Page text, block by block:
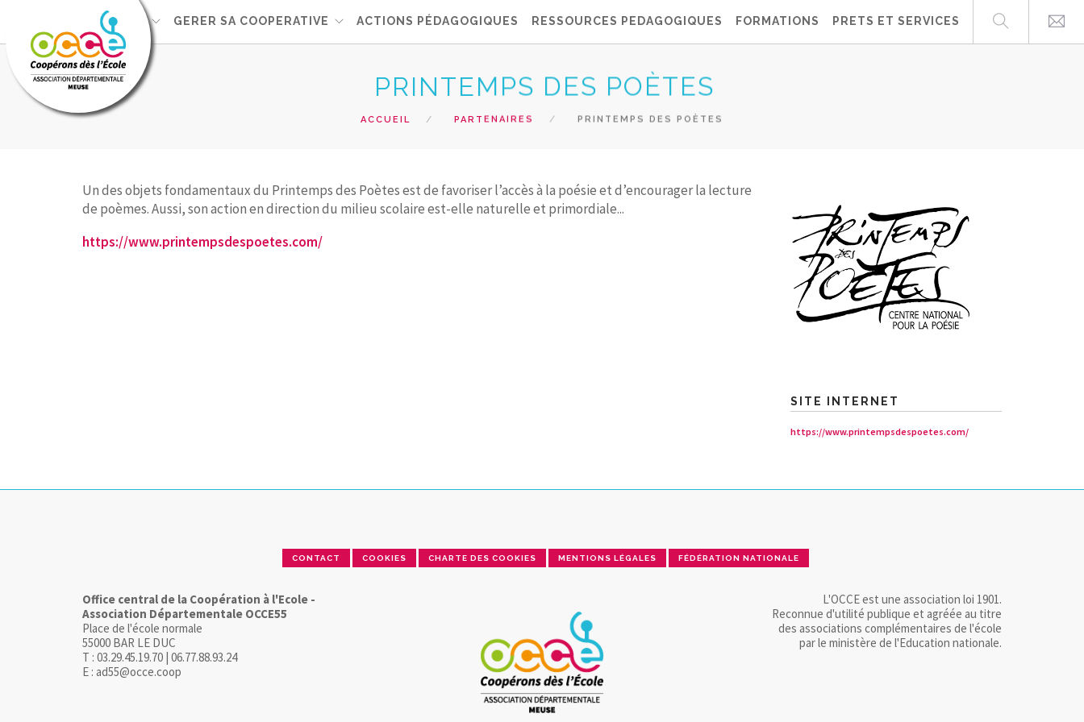
L'OCCE GERER SA COOPERATIVE ACTIONS PÉDAGOGIQUES RESSOURCES PEDAGOGIQUES FORMATIONS PRETS ET SERVICES
PRINTEMPS DES POÈTES
ACCUEIL PARTENAIRES PRINTEMPS DES POÈTES
Un des objets fondamentaux du Printemps des Poètes est de favoriser l’accès à la poésie et d’encourager la lecture
de poèmes. Aussi, son action en direction du milieu scolaire est-elle naturelle et primordiale...
https://www.printempsdespoetes.com/
SITE INTERNET
https://www.printempsdespoetes.com/
CONTACT COOKIES CHARTE DES COOKIES MENTIONS LÉGALES FÉDÉRATION NATIONALE
Office central de la Coopération à l'Ecole -
Association Départementale OCCE55
Place de l'école normale
55000 BAR LE DUC
T : 03.29.45.19.70 | 06.77.88.93.24
E : ad55@occe.coop
L'OCCE est une association loi 1901.
Reconnue d'utilité publique et agréée au titre
des associations complémentaires de l'école
par le ministère de l'Education nationale.